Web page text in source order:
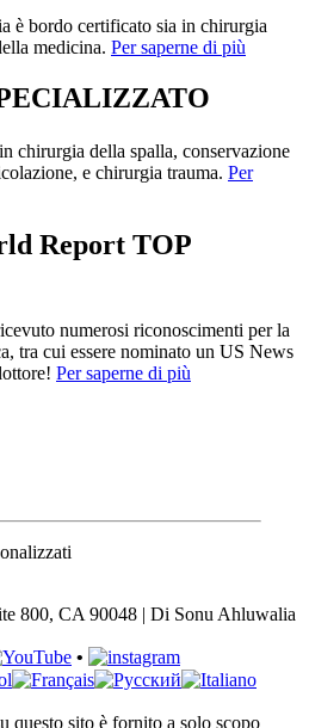
è bordo certificato sia in chirurgia
medicina. Per saperne di più
chirurgia della spalla, conservazione
e chirurgia trauma. Per
Report TOP
numerosi riconoscimenti per la
tra cui essere nominato un US News
Per saperne di più
800, CA 90048 | Di Sonu Ahluwalia
•
questo sito è fornito a solo scopo